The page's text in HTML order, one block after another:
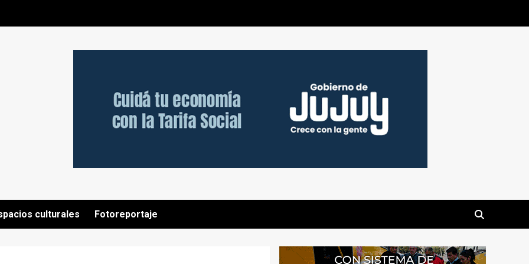
culturales Fotoreportaje